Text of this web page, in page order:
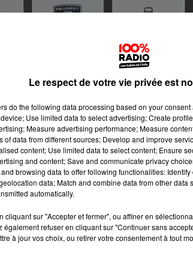
Le respect de votre vie privée est
do the following data processing based on your
Use limited data to select advertising; Create
Measure advertising performance; Measure
of data from different sources; Develop and improve
content; Use limited data to select content; Ensure
and content; Save and communicate privacy
browsing data to offer following functionalities:
data; Match and combine data from other data
automatically.
cliquant sur "Accepter et fermer", ou affiner en
également refuser en cliquant sur "Continuer sans
à jour vos choix, ou retirer votre consentement à tout